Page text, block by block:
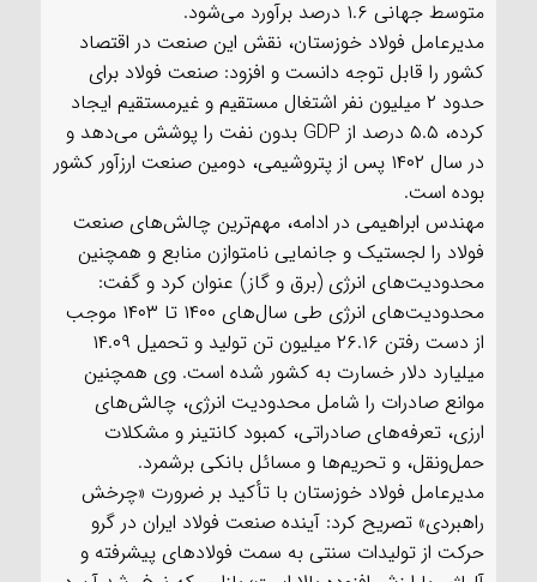
متوسط جهانی ۱.۶ درصد برآورد می‌شود.
مدیرعامل فولاد خوزستان، نقش این صنعت در اقتصاد
کشور را قابل توجه دانست و افزود: صنعت فولاد برای
حدود ۲ میلیون نفر اشتغال مستقیم و غیرمستقیم ایجاد
کرده، ۵.۵ درصد از GDP بدون نفت را پوشش می‌دهد و
در سال ۱۴۰۲ پس از پتروشیمی، دومین صنعت ارزآور کشور
بوده است.
مهندس ابراهیمی در ادامه، مهم‌ترین چالش‌های صنعت
فولاد را لجستیک و جانمایی نامتوازن منابع و همچنین
محدودیت‌های انرژی (برق و گاز) عنوان کرد و گفت:
محدودیت‌های انرژی طی سال‌های ۱۴۰۰ تا ۱۴۰۳ موجب
از دست رفتن ۲۶.۱۶ میلیون تن تولید و تحمیل ۱۴.۰۹
میلیارد دلار خسارت به کشور شده است. وی همچنین
موانع صادرات را شامل محدودیت انرژی، چالش‌های
ارزی، تعرفه‌های صادراتی، کمبود کانتینر و مشکلات
حمل‌ونقل، و تحریم‌ها و مسائل بانکی برشمرد.
مدیرعامل فولاد خوزستان با تأکید بر ضرورت «چرخش
راهبردی» تصریح کرد: آینده صنعت فولاد ایران در گرو
حرکت از تولیدات سنتی به سمت فولادهای پیشرفته و